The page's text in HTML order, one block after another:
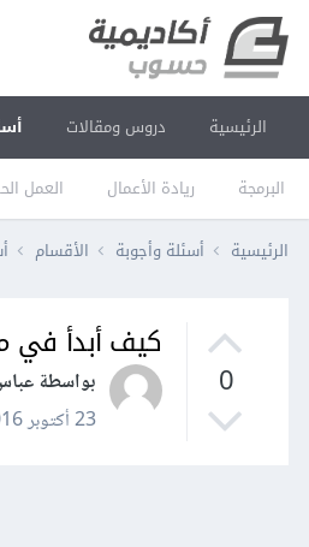
الرئيسية دروس ومقالات
البرمجة ريادة الأعمال العمل
الرئيسية أسئلة وأجوبة الأقسام
0
كيف أبدأ في
بواسطة
23 أكتوبر 2016